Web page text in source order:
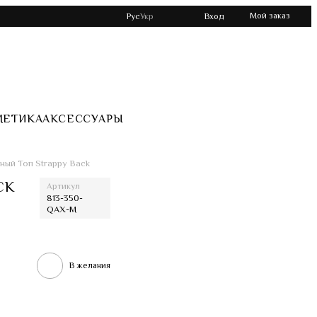
РусУкр Вход Мой заказ
АКСЕССУАРЫ
Топ Strappy Back
Артикул
813-350-
QAX-M
В желания